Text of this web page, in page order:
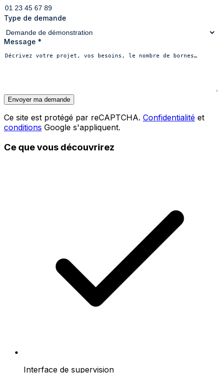
Type de demande
Message *
Envoyer ma demande
Ce site est protégé par reCAPTCHA. Confidentialité et
conditions Google s'appliquent.
Ce que vous découvrirez
Interface de supervision